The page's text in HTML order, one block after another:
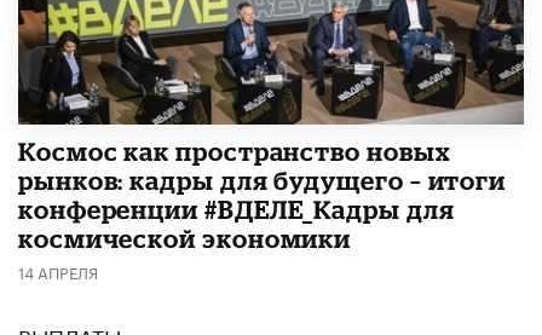
Космос как пространство новых
рынков: кадры для будущего – итоги
конференции #ВДЕЛЕ_Кадры для
космической экономики
14 АПРЕЛЯ